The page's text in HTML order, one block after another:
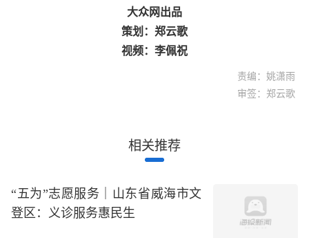
大众网出品
策划：郑云歌
视频：李佩祝
责编：姚潇雨
审签：郑云歌
相关推荐
“五为”志愿服务｜山东省威海市文
登区：义诊服务惠民生